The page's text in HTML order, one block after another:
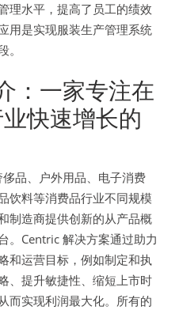
理水平，提高了员工的绩效
用是实现服装生产管理系统
：一家专注在
快速增长的
品、户外用品、电子消费
饮料等消费品行业不同规模
制造商提供创新的从产品概
。Centric 解决方案通过助力
和运营目标，例如制定和执
、提升敏捷性、缩短上市时
而实现利润最大化。所有的